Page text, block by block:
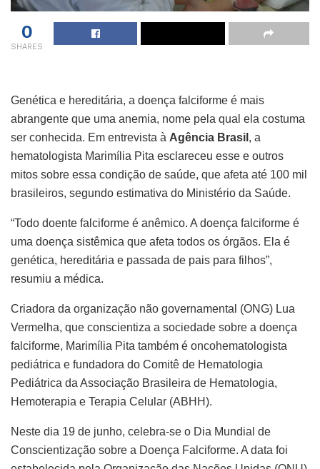
0
SHARES
Genética e hereditária, a doença falciforme é mais
abrangente que uma anemia, nome pela qual ela costuma
ser conhecida. Em entrevista à Agência Brasil , a
hematologista Marimília Pita esclareceu esse e outros
mitos sobre essa condição de saúde, que afeta até 100 mil
brasileiros, segundo estimativa do Ministério da Saúde.
“Todo doente falciforme é anêmico. A doença falciforme é
uma doença sistêmica que afeta todos os órgãos. Ela é
genética, hereditária e passada de pais para filhos”,
resumiu a médica.
Criadora da organização não governamental (ONG) Lua
Vermelha, que conscientiza a sociedade sobre a doença
falciforme, Marimília Pita também é oncohematologista
pediátrica e fundadora do Comitê de Hematologia
Pediátrica da Associação Brasileira de Hematologia,
Hemoterapia e Terapia Celular (ABHH).
Neste dia 19 de junho, celebra-se o Dia Mundial de
Conscientização sobre a Doença Falciforme. A data foi